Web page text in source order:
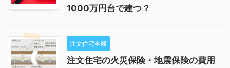
1000万円台で建つ？
注文住宅全般
注文住宅の火災保険・地震保険の費用